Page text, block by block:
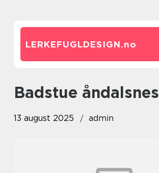
LERKEFUGLDESIGN.no
badstue åndalsnes
13 august 2025 admin